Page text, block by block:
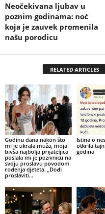
Neočekivana ljubav u
poznim godinama: noć
koja je zauvek promenila
našu porodicu
RELATED ARTICLES
Godinu dana nakon što
mi je ukrala muža, moja
bivša najbolja prijateljica
poslala mi je pozivnicu na
svoju proslavu povodom
rođenja djeteta. „Dođi
proslaviti...
Istina o
otkrila
godina